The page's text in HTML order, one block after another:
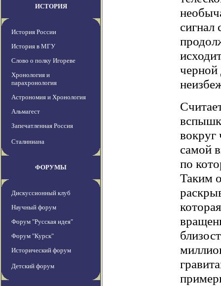
ИСТОРИЯ
История России
История в МГУ
Слово о полку Игореве
Хронология и
парахронология
Астрономия и Хронология
Альмагест
Запечатленная Россия
Сталиниана
ФОРУМЫ
Дискуссионный клуб
Научный форум
Форум "Русская идея"
Форум "Курск"
Исторический форум
Детский форум
сигнал
черной
вокруг
самой
по
Таким